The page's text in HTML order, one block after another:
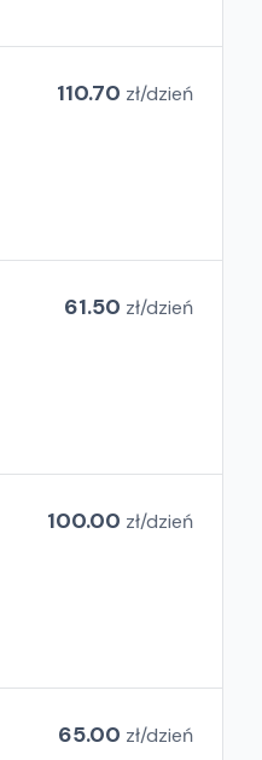
110.70 zł/dzień
61.50 zł/dzień
100.00 zł/dzień
65.00 zł/dzień